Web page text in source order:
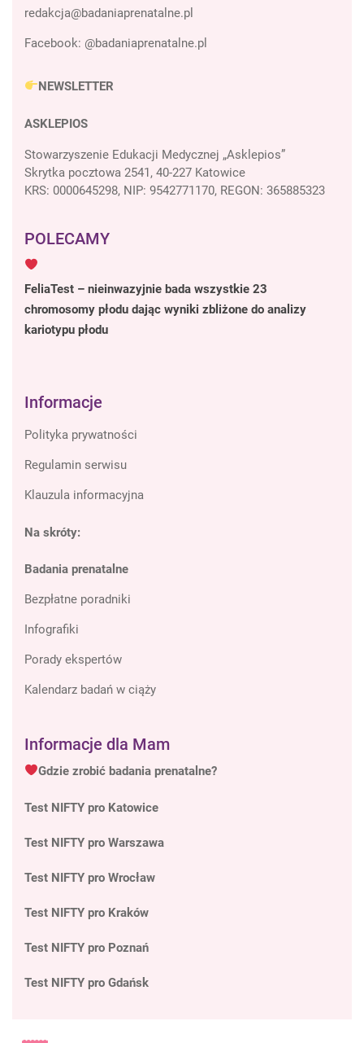
Facebook: @badaniaprenatalne.pl
NEWSLETTER
ASKLEPIOS
Stowarzyszenie Edukacji Medycznej „Asklepios”
Skrytka pocztowa 2541, 40-227 Katowice
KRS: 0000645298, NIP: 9542771170, REGON: 365885323
POLECAMY
FeliaTest – nieinwazyjnie bada wszystkie 23
chromosomy płodu dając wyniki zbliżone do analizy
kariotypu płodu
Informacje
Polityka prywatności
Regulamin serwisu
Klauzula informacyjna
Na skróty:
Badania prenatalne
Bezpłatne poradniki
Infografiki
Porady ekspertów
Kalendarz badań w ciąży
Informacje dla Mam
Gdzie zrobić badania prenatalne?
Test NIFTY pro Katowice
Test NIFTY pro Warszawa
Test NIFTY pro Wrocław
Test NIFTY pro Kraków
Test NIFTY pro Poznań
Test NIFTY pro Gdańsk